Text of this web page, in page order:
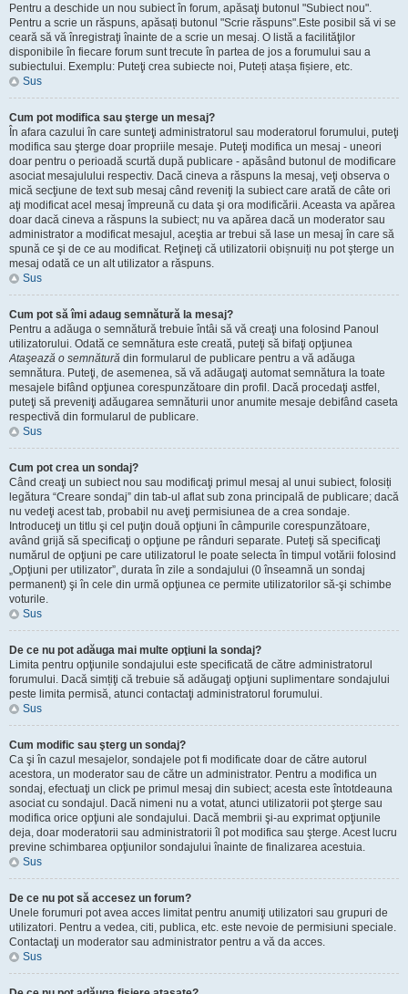
Pentru a deschide un nou subiect în forum, apăsaţi butonul "Subiect nou".
Pentru a scrie un răspuns, apăsați butonul "Scrie răspuns".Este posibil să vi se
ceară să vă înregistraţi înainte de a scrie un mesaj. O listă a facilităţilor
disponibile în fiecare forum sunt trecute în partea de jos a forumului sau a
subiectului. Exemplu: Puteţi crea subiecte noi, Puteți atașa fișiere, etc.
Sus
Cum pot modifica sau şterge un mesaj?
În afara cazului în care sunteţi administratorul sau moderatorul forumului, puteţi
modifica sau şterge doar propriile mesaje. Puteţi modifica un mesaj - uneori
doar pentru o perioadă scurtă după publicare - apăsând butonul de modificare
asociat mesajulului respectiv. Dacă cineva a răspuns la mesaj, veţi observa o
mică secţiune de text sub mesaj când reveniţi la subiect care arată de câte ori
aţi modificat acel mesaj împreună cu data şi ora modificării. Aceasta va apărea
doar dacă cineva a răspuns la subiect; nu va apărea dacă un moderator sau
administrator a modificat mesajul, aceştia ar trebui să lase un mesaj în care să
spună ce şi de ce au modificat. Reţineţi că utilizatorii obișnuiți nu pot şterge un
mesaj odată ce un alt utilizator a răspuns.
Sus
Cum pot să îmi adaug semnătură la mesaj?
Pentru a adăuga o semnătură trebuie întâi să vă creaţi una folosind Panoul
utilizatorului. Odată ce semnătura este creată, puteţi să bifaţi opţiunea
Ataşează o semnătură din formularul de publicare pentru a vă adăuga
semnătura. Puteţi, de asemenea, să vă adăugaţi automat semnătura la toate
mesajele bifând opţiunea corespunzătoare din profil. Dacă procedaţi astfel,
puteţi să preveniţi adăugarea semnăturii unor anumite mesaje debifând caseta
respectivă din formularul de publicare.
Sus
Cum pot crea un sondaj?
Când creaţi un subiect nou sau modificaţi primul mesaj al unui subiect, folosiți
legătura “Creare sondaj” din tab-ul aflat sub zona principală de publicare; dacă
nu vedeţi acest tab, probabil nu aveţi permisiunea de a crea sondaje.
Introduceţi un titlu şi cel puţin două opţiuni în câmpurile corespunzătoare,
având grijă să specificaţi o opţiune pe rânduri separate. Puteţi să specificaţi
numărul de opţiuni pe care utilizatorul le poate selecta în timpul votării folosind
„Opţiuni per utilizator”, durata în zile a sondajului (0 înseamnă un sondaj
permanent) şi în cele din urmă opţiunea ce permite utilizatorilor să-şi schimbe
voturile.
Sus
De ce nu pot adăuga mai multe opţiuni la sondaj?
Limita pentru opţiunile sondajului este specificată de către administratorul
forumului. Dacă simțiţi că trebuie să adăugaţi opţiuni suplimentare sondajului
peste limita permisă, atunci contactaţi administratorul forumului.
Sus
Cum modific sau şterg un sondaj?
Ca şi în cazul mesajelor, sondajele pot fi modificate doar de către autorul
acestora, un moderator sau de către un administrator. Pentru a modifica un
sondaj, efectuaţi un click pe primul mesaj din subiect; acesta este întotdeauna
asociat cu sondajul. Dacă nimeni nu a votat, atunci utilizatorii pot şterge sau
modifica orice opţiuni ale sondajului. Dacă membrii şi-au exprimat opţiunile
deja, doar moderatorii sau administratorii îl pot modifica sau şterge. Acest lucru
previne schimbarea opţiunilor sondajului înainte de finalizarea acestuia.
Sus
De ce nu pot să accesez un forum?
Unele forumuri pot avea acces limitat pentru anumiţi utilizatori sau grupuri de
utilizatori. Pentru a vedea, citi, publica, etc. este nevoie de permisiuni speciale.
Contactaţi un moderator sau administrator pentru a vă da acces.
Sus